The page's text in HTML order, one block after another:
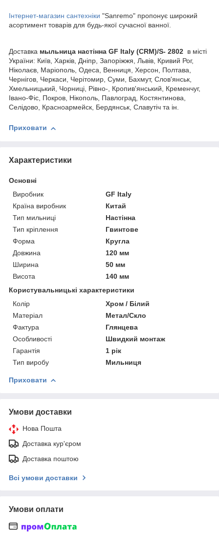
Інтернет-магазин сантехніки "Sanremo" пропонує широкий
асортимент товарів для будь-якої сучасної ванної.
Доставка мыльница настінна GF Italy (CRM)/S- 2802 в місті
України: Київ, Харків, Дніпр, Запоріжжя, Львів, Кривий Рог,
Ніколаєв, Маріополь, Одеса, Венниця, Херсон, Полтава,
Чернігов, Черкаси, Черітомир, Суми, Бахмут, Слов'янськ,
Хмельницький, Чорниці, Рівно-, Кропив'янський, Кременчуг,
Івано-Фіс, Покров, Нікополь, Павлоград, Костянтинова,
Селідово, Красноармейск, Бердянськ, Славутіч та ін.
Приховати
Характеристики
Основні
Виробник
GF Italy
Країна виробник
Китай
Тип мильниці
Настінна
Тип кріплення
Гвинтове
Форма
Кругла
Довжина
120 мм
Ширина
50 мм
Висота
140 мм
Користувальницькі характеристики
Колір
Хром / Білий
Матеріал
Метал/Скло
Фактура
Глянцева
Особливості
Швидкий монтаж
Гарантія
1 рік
Тип виробу
Мильниця
Приховати
Умови доставки
Нова Пошта
Доставка кур'єром
Доставка поштою
Всі умови доставки
Умови оплати